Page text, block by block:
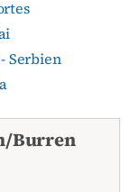
Serbien
Burren